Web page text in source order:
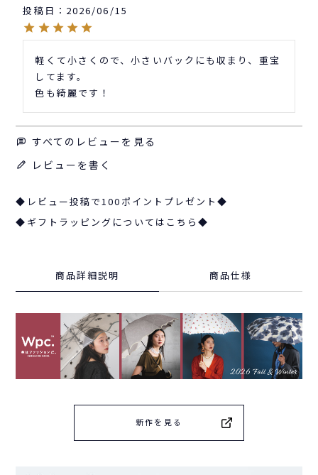
投稿日 2026/06/15
軽くて小さくので、小さいバックにも収まり、重宝
してます。
色も綺麗です！
すべてのレビューを見る
レビューを書く
◆レビュー投稿で100ポイントプレゼント◆
◆ギフトラッピングについてはこちら◆
商品詳細説明 商品仕様
新作を見る